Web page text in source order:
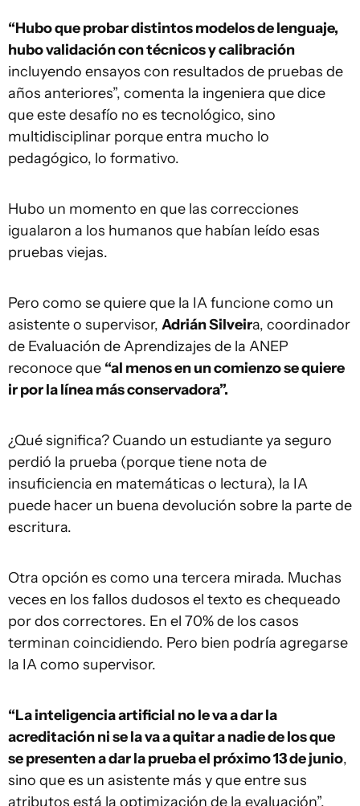
“Hubo que probar distintos modelos de lenguaje,
hubo validación con técnicos y calibración
incluyendo ensayos con resultados de pruebas de
años anteriores”, comenta la ingeniera que dice
que este desafío no es tecnológico, sino
multidisciplinar porque entra mucho lo
pedagógico, lo formativo.
Hubo un momento en que las correcciones
igualaron a los humanos que habían leído esas
pruebas viejas.
Pero como se quiere que la IA funcione como un
asistente o supervisor, Adrián Silveira, coordinador
de Evaluación de Aprendizajes de la ANEP
reconoce que “al menos en un comienzo se quiere
ir por la línea más conservadora”.
¿Qué significa? Cuando un estudiante ya seguro
perdió la prueba (porque tiene nota de
insuficiencia en matemáticas o lectura), la IA
puede hacer un buena devolución sobre la parte de
escritura.
Otra opción es como una tercera mirada. Muchas
veces en los fallos dudosos el texto es chequeado
por dos correctores. En el 70% de los casos
terminan coincidiendo. Pero bien podría agregarse
la IA como supervisor.
“La inteligencia artificial no le va a dar la
acreditación ni se la va a quitar a nadie de los que
se presenten a dar la prueba el próximo 13 de junio,
sino que es un asistente más y que entre sus
atributos está la optimización de la evaluación”,